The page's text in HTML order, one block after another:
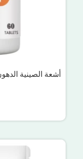
أشعة الصينية